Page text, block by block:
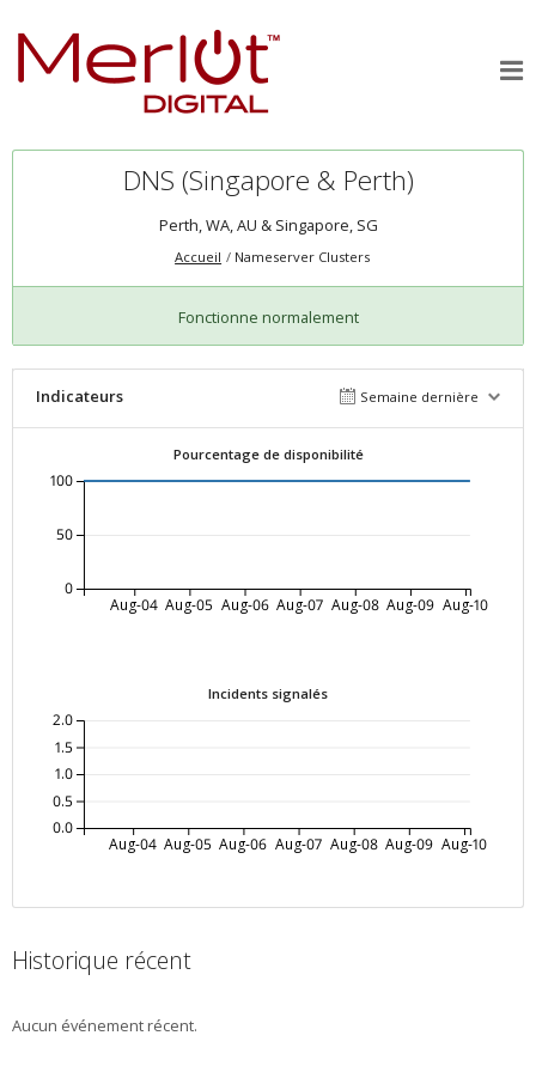
DNS (Singapore & Perth)
Perth, WA, AU & Singapore, SG
Accueil Nameserver Clusters
Fonctionne normalement
Indicateurs Semaine dernière
Pourcentage de disponibilité
Aug-04 Aug-05 Aug-06 Aug-07 Aug-08 Aug-09 Aug-10
0
50
100
Incidents signalés
Aug-04 Aug-05 Aug-06 Aug-07 Aug-08 Aug-09 Aug-10
0.0
0.5
1.0
1.5
2.0
Historique récent
Aucun événement récent.